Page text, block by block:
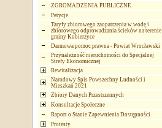
ZGROMADZENIA PUBLICZNE
Petycje
Taryfy zbiorowego zaopatrzenia w wodę i
zbiorowego odprowadzania ścieków na terenie
gminy Kobierzyce
Darmowa pomoc prawna - Powiat Wrocławski
Przynależność nieruchomości do Specjalnej
Strefy Ekonomicznej
Rewitalizacja
Narodowy Spis Powszechny Ludności i
Mieszkań 2021
Zbiory Danych Przestrzennych
Konsultacje Społeczne
Raport o Stanie Zapewnienia Dostępności
Protesty